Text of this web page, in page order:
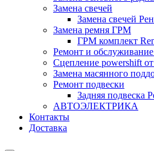
Замена свечей
Замена свечей
Замена ремня ГРМ
ГРМ комплект
Ремонт и
Сцепление powershift
Замена масянного
Ремонт подвески
Задняя подвеска
АВТОЭЛЕКТРИКА
Контакты
Доставка